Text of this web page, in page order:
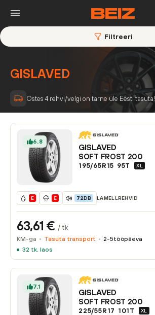
Filtreeri
GISLAVED
Ostes 4 rehvi/velgi on tarne üle Eesti tasuta!
6.8
GISLAVED
SOFT FROST 200
195/65R15 95T XL
E E 72DB LAMELLREHVID
63,61 € / tk
KM-ga Tasuta transport 2-5tööpäeva
32 tk. laos
7.1
GISLAVED
SOFT FROST 200
225/55R17 101 T XL